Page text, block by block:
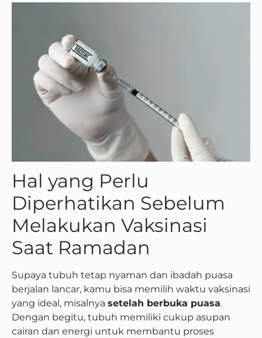
Hal yang Perlu
Diperhatikan Sebelum
Melakukan Vaksinasi
Saat Ramadan
Supaya tubuh tetap nyaman dan ibadah puasa
berjalan lancar, kamu bisa memilih waktu vaksinasi
yang ideal, misalnya setelah berbuka puasa.
Dengan begitu, tubuh memiliki cukup asupan
cairan dan energi untuk membantu proses